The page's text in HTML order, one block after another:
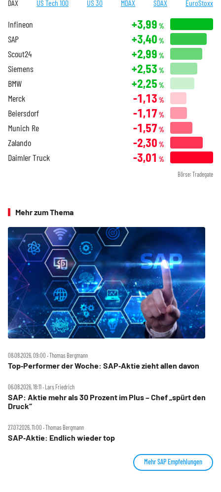
DAX US Tech 100 US 30 MDAX SDAX EuroStoxx
Infineon +3,99 %
SAP +3,40 %
Scout24 +2,99 %
Siemens +2,53 %
BMW +2,25 %
Merck -1,13 %
Beiersdorf -1,17 %
Munich Re -1,57 %
Zalando -2,30 %
Daimler Truck -3,01 %
Börse: Tradegate
Mehr zum Thema
08.08.2026, 09:00 ‧ Thomas Bergmann
Top‑Performer der Woche: SAP‑Aktie zieht allen davon
06.08.2026, 18:11 ‧ Lars Friedrich
SAP: Aktie mehr als 30 Prozent im Plus – Chef „spürt den
Druck“
27.07.2026, 11:00 ‧ Thomas Bergmann
SAP‑Aktie: Endlich wieder top
Mehr SAP Empfehlungen